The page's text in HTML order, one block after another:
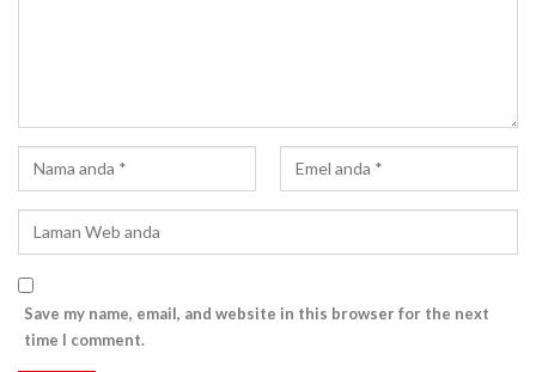
Save my name, email, and website in this browser for the next
time I comment.